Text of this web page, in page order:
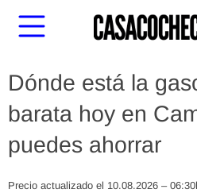
Dónde está la
barata hoy en
puedes ahorrar
Precio actualizado el 10.08.2026 –